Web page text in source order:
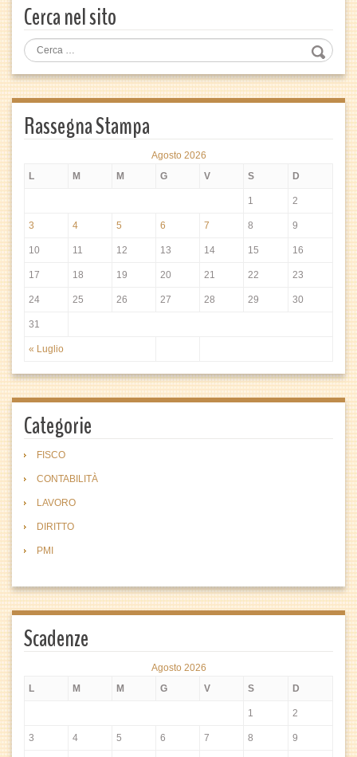
Cerca nel sito
Rassegna Stampa
Agosto 2026
L
M M G V S D
« Luglio
1 2
3 4 5 6 7 8 9
10 11 12 13 14 15 16
17 18 19 20 21 22 23
24 25 26 27 28 29 30
31
Categorie
FISCO
CONTABILITÀ
LAVORO
DIRITTO
PMI
Scadenze
Agosto 2026
L
M M G V S D
1 2
3 4 5 6 7 8 9